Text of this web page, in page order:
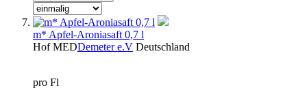
m* Apfel-Aroniasaft 0,7 l
Hof MEDDemeter e.V Deutschland
pro Fl